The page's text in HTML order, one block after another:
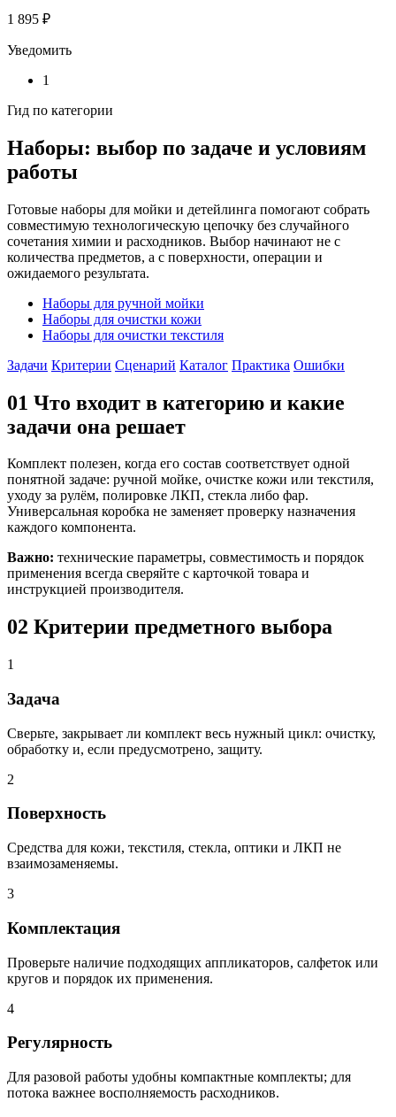
1 895 ₽
Уведомить
1
Гид по категории
Наборы: выбор по задаче и условиям
работы
Готовые наборы для мойки и детейлинга помогают собрать
совместимую технологическую цепочку без случайного
сочетания химии и расходников. Выбор начинают не с
количества предметов, а с поверхности, операции и
ожидаемого результата.
Наборы для ручной мойки
Наборы для очистки кожи
Наборы для очистки текстиля
Задачи Критерии Сценарий Каталог Практика Ошибки
01 Что входит в категорию и какие
задачи она решает
Комплект полезен, когда его состав соответствует одной
понятной задаче: ручной мойке, очистке кожи или текстиля,
уходу за рулём, полировке ЛКП, стекла либо фар.
Универсальная коробка не заменяет проверку назначения
каждого компонента.
Важно: технические параметры, совместимость и порядок
применения всегда сверяйте с карточкой товара и
инструкцией производителя.
02 Критерии предметного выбора
1
Задача
Сверьте, закрывает ли комплект весь нужный цикл: очистку,
обработку и, если предусмотрено, защиту.
2
Поверхность
Средства для кожи, текстиля, стекла, оптики и ЛКП не
взаимозаменяемы.
3
Комплектация
Проверьте наличие подходящих аппликаторов, салфеток или
кругов и порядок их применения.
4
Регулярность
Для разовой работы удобны компактные комплекты; для
потока важнее восполняемость расходников.